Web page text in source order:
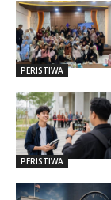
PERISTIWA
PERISTIWA